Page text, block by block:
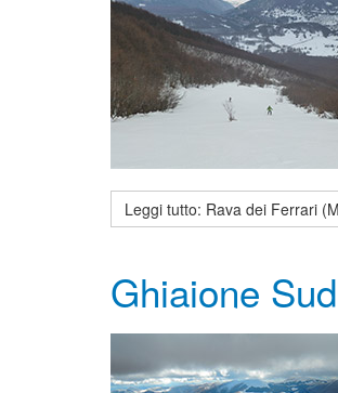
Leggi tutto: Rava dei Ferrari
Ghiaione